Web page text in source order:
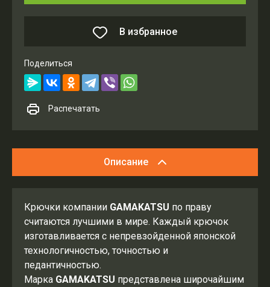
В избранное
Поделиться
Распечатать
Описание
Крючки компании GAMAKATSU по праву
считаются лучшими в мире. Каждый крючок
изготавливается с непревзойденной японской
технологичностью, точностью и
педантичностью.
Марка GAMAKATSU представлена широчайшим